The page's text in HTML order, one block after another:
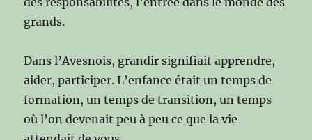
grands.
Dans l’Avesnois, grandir signifiait apprendre,
aider, participer. L’enfance était un temps de
formation, un temps de transition, un temps
où l’on devenait peu à peu ce que la vie